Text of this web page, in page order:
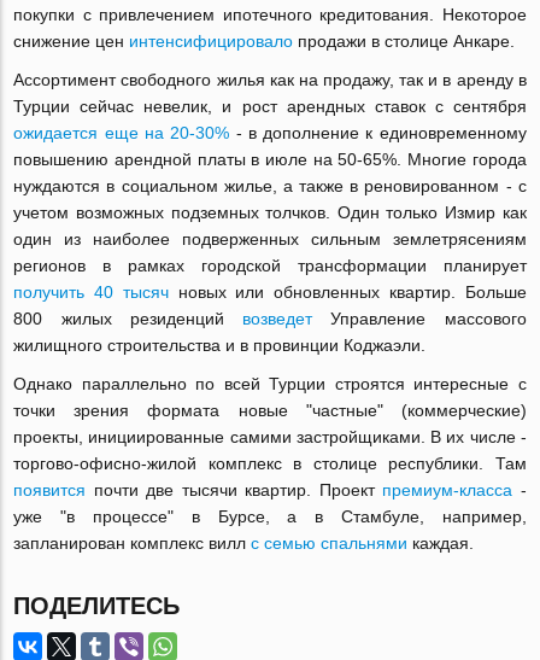
покупки с привлечением ипотечного кредитования. Некоторое
снижение цен интенсифицировало продажи в столице Анкаре.
Ассортимент свободного жилья как на продажу, так и в аренду в
Турции сейчас невелик, и рост арендных ставок с сентября
ожидается еще на 20-30% - в дополнение к единовременному
повышению арендной платы в июле на 50-65%. Многие города
нуждаются в социальном жилье, а также в реновированном - с
учетом возможных подземных толчков. Один только Измир как
один из наиболее подверженных сильным землетрясениям
регионов в рамках городской трансформации планирует
получить 40 тысячновых или обновленных квартир. Больше
800 жилых резиденций возведетУправление массового
жилищного строительства и в провинции Коджаэли.
Однако параллельно по всей Турции строятся интересные с
точки зрения формата новые "частные" (коммерческие)
проекты, инициированные самими застройщиками. В их числе -
торгово-офисно-жилой комплекс в столице республики. Там
появится почти две тысячи квартир. Проект премиум-класса -
уже "в процессе" в Бурсе, а в Стамбуле, например,
запланирован комплекс виллс семью спальнями каждая.
ПОДЕЛИТЕСЬ